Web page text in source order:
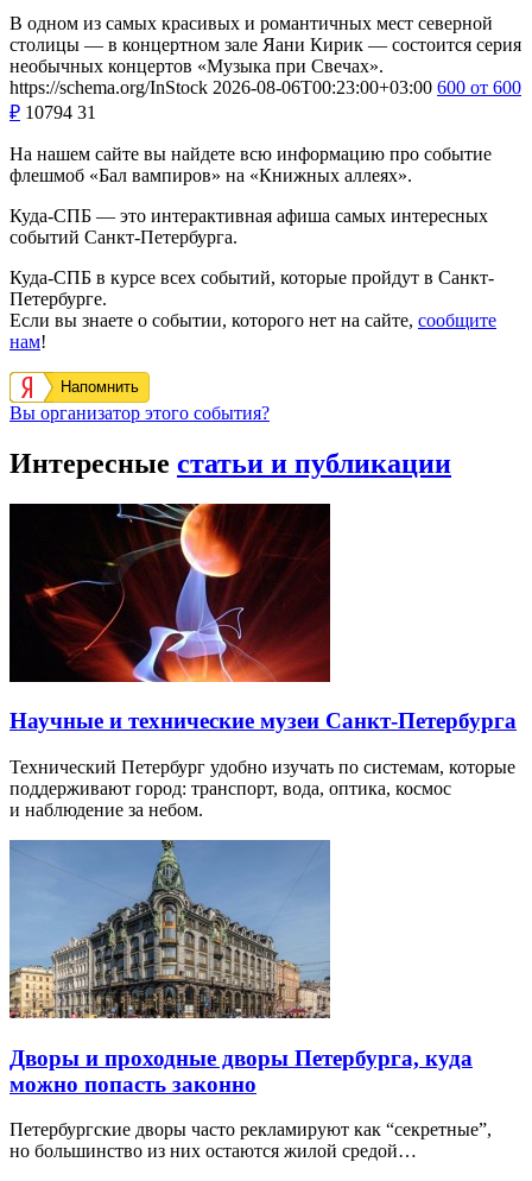
В одном из самых красивых и романтичных мест северной
столицы — в концертном зале Яани Кирик — состоится серия
необычных концертов «Музыка при Свечах».
https://schema.org/InStock 2026-08-06T00:23:00+03:00 600 от 600
₽ 10794 31
На нашем сайте вы найдете всю информацию про событие
флешмоб «Бал вампиров» на «Книжных аллеях».
Куда-СПБ — это интерактивная афиша самых интересных
событий Санкт-Петербурга.
Куда-СПБ в курсе всех событий, которые пройдут в Санкт-
Петербурге.
Если вы знаете о событии, которого нет на сайте, сообщите
нам!
Напомнить
Вы организатор этого события?
Интересные статьи и публикации
Научные и технические музеи Санкт-Петербурга
Технический Петербург удобно изучать по системам, которые
поддерживают город: транспорт, вода, оптика, космос
и наблюдение за небом.
Дворы и проходные дворы Петербурга, куда
можно попасть законно
Петербургские дворы часто рекламируют как “секретные”,
но большинство из них остаются жилой средой…